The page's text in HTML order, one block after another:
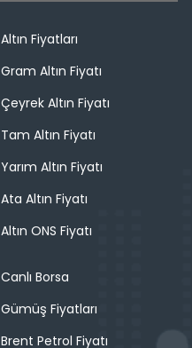
Altın Fiyatları
Gram Altın Fiyatı
Çeyrek Altın Fiyatı
Tam Altın Fiyatı
Yarım Altın Fiyatı
Ata Altın Fiyatı
Altın ONS Fiyatı
Canlı Borsa
Gümüş Fiyatları
Brent Petrol Fiyatı